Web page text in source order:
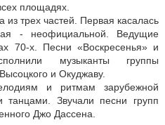
площадях.
из трех частей. Первая касалась
- неофициальной. Ведущие
70-х. Песни «Воскресенья» и
музыканты группы
и Окуджаву.
и ритмам зарубежной
Звучали песни групп
Джо Дассена.